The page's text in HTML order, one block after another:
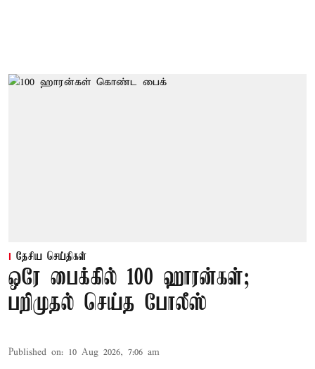
தேசிய செய்திகள்
ஒரே பைக்கில் 100 ஹாரன்கள்;
பறிமுதல் செய்த போலீஸ்
Published on: 10 Aug 2026, 7:06 am